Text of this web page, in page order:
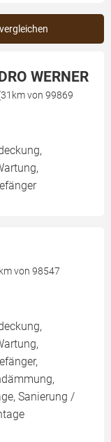
WERNER
von 99869
von 98547
Sanierung /